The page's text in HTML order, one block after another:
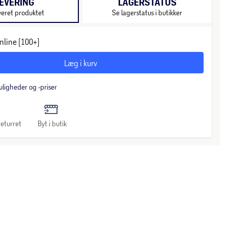
produktet Se lagerstatus i butikker
(100+)
Læg i kurv
og -priser
Byt i butik